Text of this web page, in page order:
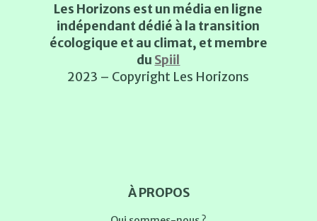
Les Horizons est un média en ligne
indépendant dédié à la transition
écologique et au climat, et membre
du Spiil
2023 – Copyright Les Horizons
À PROPOS